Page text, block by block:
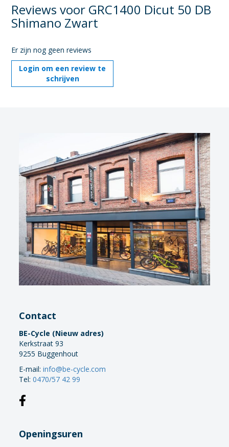
Reviews voor GRC1400 Dicut 50 DB
Shimano Zwart
Er zijn nog geen reviews
Login om een review te
schrijven
Contact
BE-Cycle (Nieuw adres)
Kerkstraat 93
9255 Buggenhout
E-mail:info@be-cycle.com
Tel:0470/57 42 99
Openingsuren